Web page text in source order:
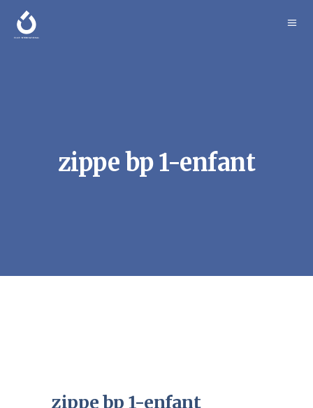
zippe bp 1-enfant
zippe bp 1-enfant